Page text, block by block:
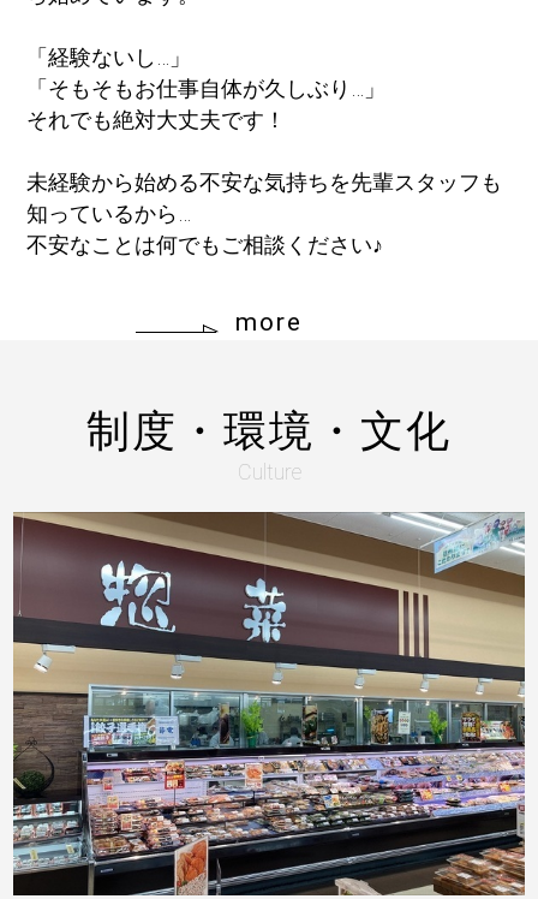
「経験ないし…」
「そもそもお仕事自体が久しぶり…」
それでも絶対大丈夫です！
未経験から始める不安な気持ちを先輩スタッフも
知っているから…
不安なことは何でもご相談ください♪
more
制度・環境・文化
Culture